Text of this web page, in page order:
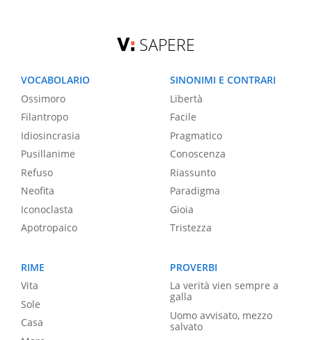
SAPERE
VOCABOLARIO
Ossimoro
Filantropo
Idiosincrasia
Pusillanime
Refuso
Neofita
Iconoclasta
Apotropaico
SINONIMI E CONTRARI
Libertà
Facile
Pragmatico
Conoscenza
Riassunto
Paradigma
Gioia
Tristezza
RIME
Vita
Sole
Casa
PROVERBI
La verità vien sempre a
galla
Uomo avvisato, mezzo
salvato